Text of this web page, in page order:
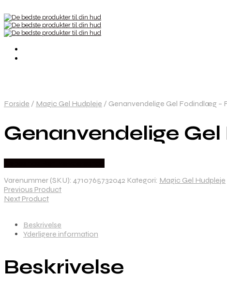
Forside / Magic Gel Hudpleje / Genanvendelige Gel Fodindlæg –
Genanvendelige
Varenummer (SKU): 4710765732042 Kategori: Magic Gel Hudpleje
Previous Product
Next Product
Beskrivelse
Yderligere information
Beskrivelse